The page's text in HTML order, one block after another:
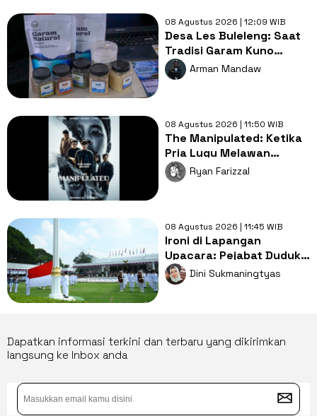
08 Agustus 2026 | 12:09 WIB
Desa Les Buleleng: Saat
Tradisi Garam Kuno
Berpadu dengan Inovasi
Modern
Arman Mandaw
08 Agustus 2026 | 11:50 WIB
The Manipulated: Ketika
Pria Lugu Melawan
Konspirasi Kejam, Penuh
Aksi dan Kritik Sosial
Ryan Farizzal
08 Agustus 2026 | 11:45 WIB
Ironi di Lapangan
Upacara: Pejabat Duduk
Nyaman, Peserta Berdiri
Kepanasan
Dini Sukmaningtyas
Dapatkan informasi terkini dan terbaru yang dikirimkan
langsung ke Inbox anda